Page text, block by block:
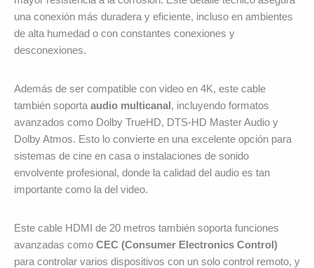
una conexión más duradera y eficiente, incluso en ambientes
de alta humedad o con constantes conexiones y
desconexiones.
Además de ser compatible con video en 4K, este cable
también soporta audio multicanal , incluyendo formatos
avanzados como Dolby TrueHD, DTS-HD Master Audio y
Dolby Atmos. Esto lo convierte en una excelente opción para
sistemas de cine en casa o instalaciones de sonido
envolvente profesional, donde la calidad del audio es tan
importante como la del video.
Este cable HDMI de 20 metros también soporta funciones
avanzadas como CEC (Consumer Electronics Control)
para controlar varios dispositivos con un solo control remoto, y